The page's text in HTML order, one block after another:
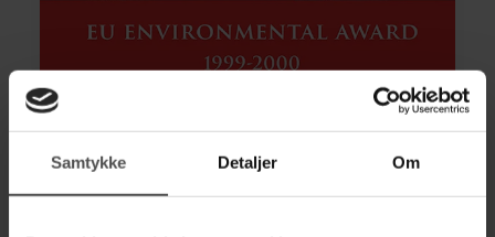
Samtykke Detaljer Om
CERTIFIKATER
Miljøprisen